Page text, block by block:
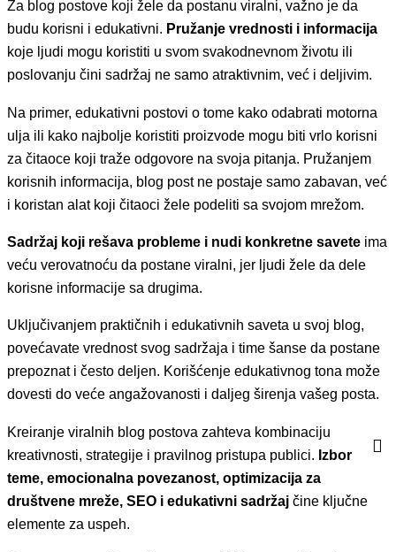
Za blog postove koji žele da postanu viralni, važno je da
budu korisni i edukativni. Pružanje vrednosti i informacija
koje ljudi mogu koristiti u svom svakodnevnom životu ili
poslovanju čini sadržaj ne samo atraktivnim, već i deljivim.
Na primer, edukativni postovi o tome kako odabrati motorna
ulja ili kako najbolje koristiti proizvode mogu biti vrlo korisni
za čitaoce koji traže odgovore na svoja pitanja. Pružanjem
korisnih informacija, blog post ne postaje samo zabavan, već
i koristan alat koji čitaoci žele podeliti sa svojom mrežom.
Sadržaj koji rešava probleme i nudi konkretne savete ima
veću verovatnoću da postane viralni, jer ljudi žele da dele
korisne informacije sa drugima.
Uključivanjem praktičnih i edukativnih saveta u svoj blog,
povećavate vrednost svog sadržaja i time šanse da postane
prepoznat i često deljen. Korišćenje edukativnog tona može
dovesti do veće angažovanosti i daljeg širenja vašeg postа.
Kreiranje viralnih blog postova zahteva kombinaciju
kreativnosti, strategije i pravilnog pristupa publici. Izbor
teme, emocionalna povezanost, optimizacija za
društvene mreže, SEO i edukativni sadržaj čine ključne
elemente za uspeh.